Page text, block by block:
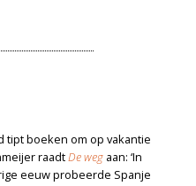
tipt boeken om op vakantie
raadtDe wegaan: ‘In
eeuw probeerde Spanje